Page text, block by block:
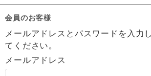
会員のお客様
メールアドレスとパスワードを入力
てください。
メールアドレス